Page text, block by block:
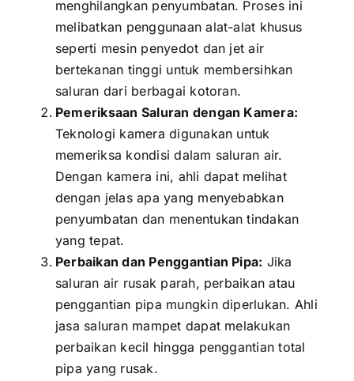
menghilangkan penyumbatan. Proses ini
melibatkan penggunaan alat-alat khusus
seperti mesin penyedot dan jet air
bertekanan tinggi untuk membersihkan
saluran dari berbagai kotoran.
Pemeriksaan Saluran dengan Kamera:
Teknologi kamera digunakan untuk
memeriksa kondisi dalam saluran air.
Dengan kamera ini, ahli dapat melihat
dengan jelas apa yang menyebabkan
penyumbatan dan menentukan tindakan
yang tepat.
Perbaikan dan Penggantian Pipa: Jika
saluran air rusak parah, perbaikan atau
penggantian pipa mungkin diperlukan. Ahli
jasa saluran mampet dapat melakukan
perbaikan kecil hingga penggantian total
pipa yang rusak.